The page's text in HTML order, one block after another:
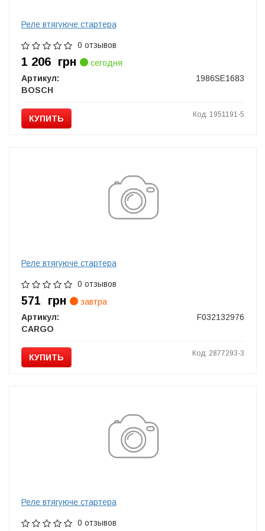
Реле втягуюче стартера
0 отзывов
1 206 грн
сегодня
Артикул:
1986SE1683
BOSCH
КУПИТЬ Код: 1951191-5
Реле втягуюче стартера
0 отзывов
571 грн
завтра
Артикул:
F032132976
CARGO
КУПИТЬ Код: 2877293-3
Реле втягуюче стартера
0 отзывов